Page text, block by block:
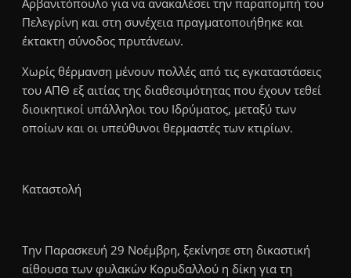
Αρβανιτόπουλο για να ανακαλέσει την παραπομπή του
Πελεγρίνη και στη συνέχεια πραγματοποιήθηκε και
έκτακτη σύνοδος πρυτάνεων.
Χωρίς θέρμανση μένουν πολλές από τις εγκαταστάσεις
του ΑΠΘ εξ αιτίας της διαθεσιμότητας που έχουν τεθεί
διοικητικοί υπάλληλοι του Ιδρύματος, μεταξύ των
οποίων και οι υπεύθυνοι θερμαστές των κτιρίων.
Καταστολή
Tην Παρασκευή 29 Νοέμβρη, ξεκίνησε στη δικαστική
αίθουσα των φυλακών Κορυδαλλού η δίκη για τη